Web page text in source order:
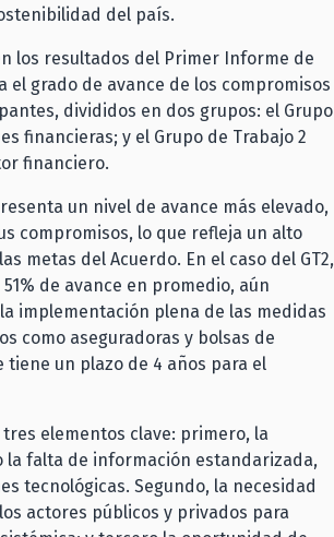
del país.
los resultados del Primer Informe de
el grado de avance de los compromisos
divididos en dos grupos: el Grupo
financieras; y el Grupo de Trabajo 2
financiero.
un nivel de avance más elevado,
compromisos, lo que refleja un alto
metas del Acuerdo. En el caso del GT2,
de avance en promedio, aún
implementación plena de las medidas
como aseguradoras y bolsas de
tiene un plazo de 4 años para el
elementos clave: primero, la
falta de información estandarizada,
tecnológicas. Segundo, la necesidad
actores públicos y privados para